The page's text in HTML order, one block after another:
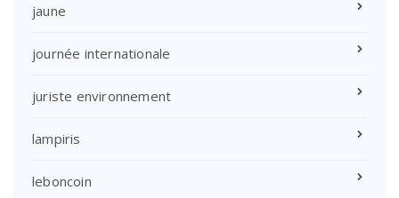
jaune
journée internationale
juriste environnement
lampiris
leboncoin